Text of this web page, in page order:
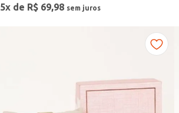
5x de R$ 69,98